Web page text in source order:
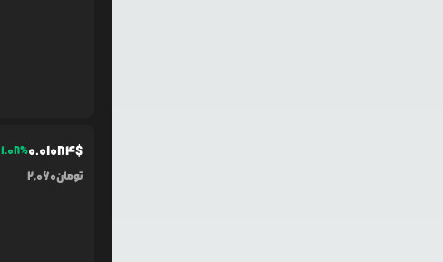
1.08%0.01084$
2,060تومان